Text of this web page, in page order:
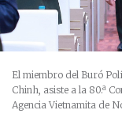
El miembro del Buró
Chinh, asiste a la 80.ª
Agencia Vietnamita de